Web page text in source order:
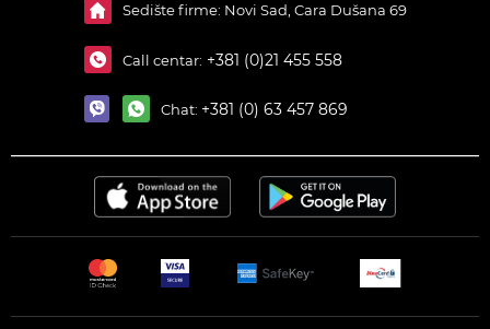
Sedište firme: Novi Sad, Cara Dušana 69
Call centar: +381 (0)21 455 558
Chat: +381 (0) 63 457 869